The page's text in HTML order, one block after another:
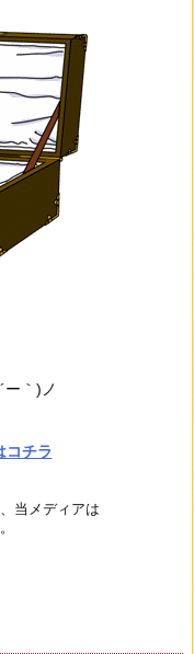
ー｀)ノ
コチラ
当メディアは